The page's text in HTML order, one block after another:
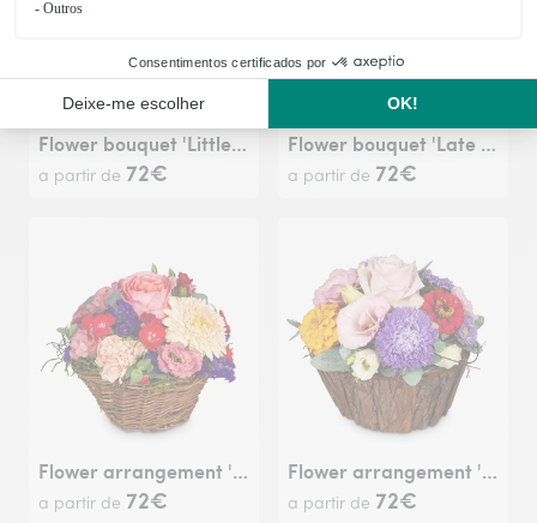
Flower bouquet 'Little Flower Message'
a partir de 72€
Flower bouquet 'Late Summer Dream'
a partir de 72€
Flower arrangement 'Melody of Color'
a partir de 72€
Flower arrangement 'Cute Flower Greeting'
a partir de 72€